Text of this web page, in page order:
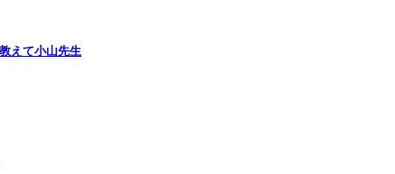
えて小山先生